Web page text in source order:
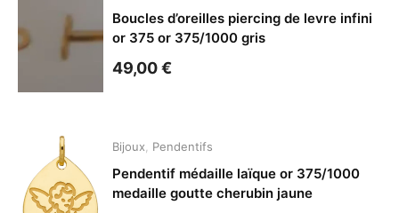
Boucles d’oreilles piercing de levre infini
or 375 or 375/1000 gris
49,00€
Bijoux Pendentifs
Pendentif médaille laïque or 375/1000
medaille goutte cherubin jaune